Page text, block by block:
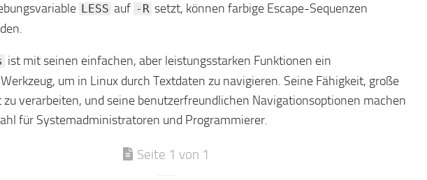
LESS auf -R setzt, können farbige Escape-Sequenzen
ist mit seinen einfachen, aber leistungsstarken Funktionen ein
um in Linux durch Textdaten zu navigieren. Seine Fähigkeit, große
verarbeiten, und seine benutzerfreundlichen Navigationsoptionen machen
für Systemadministratoren und Programmierer.
Seite 1 von 1